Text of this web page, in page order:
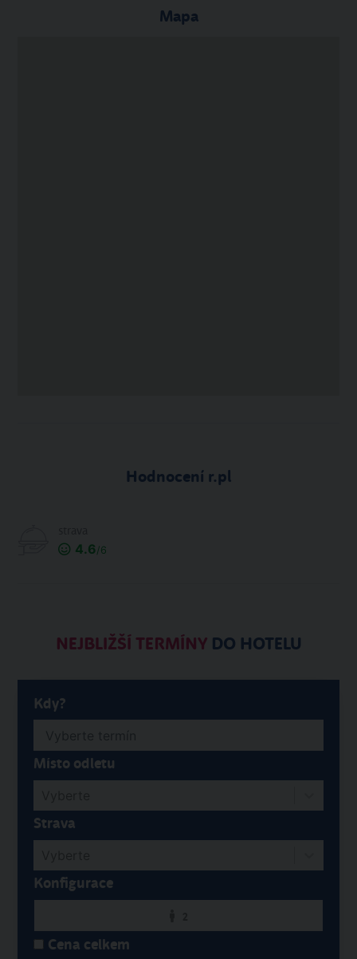
Mapa
Hodnocení r.pl
4.6/6
NEJBLIŽŠÍ TERMÍNYDO HOTELU
Kdy?
Místo odletu
Strava
Konfigurace
Cena celkem